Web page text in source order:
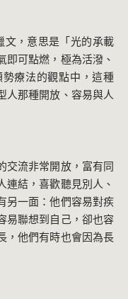
文，意思是「光的承載
即可點燃，極為活潑、
療法的觀點中，這種
人那種開放、容易與人
交流非常開放，富有同
連結，喜歡聽見別人、
另一面：他們容易對疾
易聯想到自己，卻也容
，他們有時也會因為長